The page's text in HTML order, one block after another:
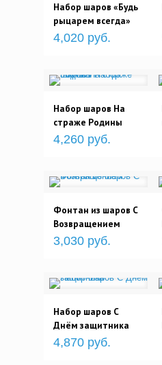
Набор шаров «Будь
рыцарем всегда»
4,020 руб.
Набор шаров На
страже Родины
4,260 руб.
Фонтан из шаров С
Возвращением
3,030 руб.
Набор шаров С
Днём защитника
4,870 руб.